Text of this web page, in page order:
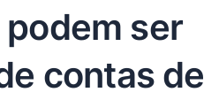
ser
contas de